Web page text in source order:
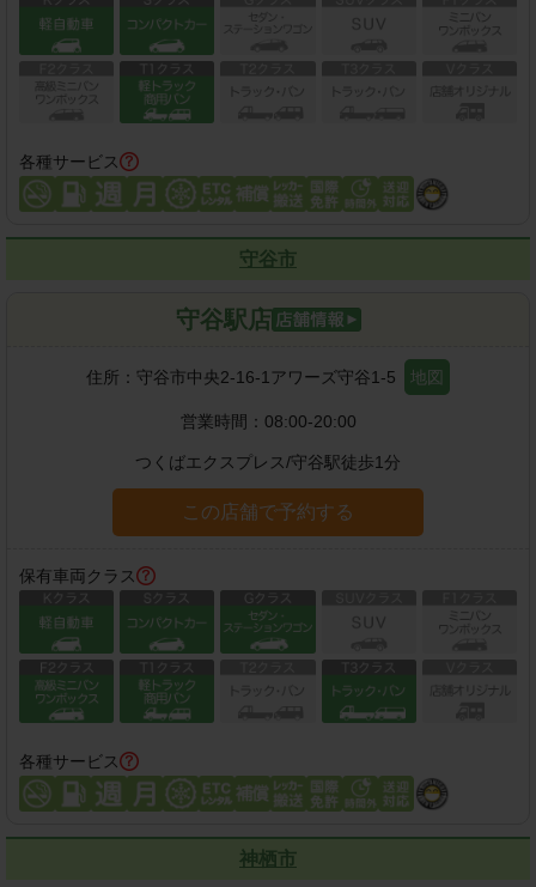
各種サービス
守谷市
守谷駅店
住所： 守谷市中央2-16-1アワーズ守谷1-5 地図
営業時間： 08:00-20:00
つくばエクスプレス/守谷駅徒歩1分
この店舗で予約する
保有車両クラス
各種サービス
神栖市